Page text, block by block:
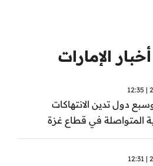
الإمارات
دول تدين الانتهاكات
المتواصلة في قطاع غزة